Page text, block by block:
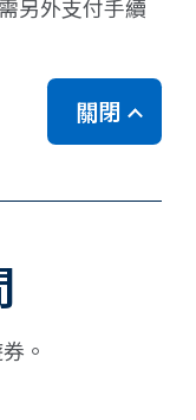
另外支付手續
關閉
。